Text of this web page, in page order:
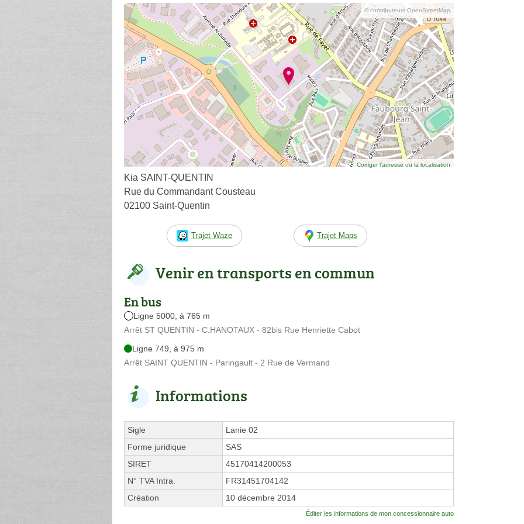
© contributeurs OpenStreetMap
Corriger l’adresse ou la localisation
Kia SAINT-QUENTIN
Rue du Commandant Cousteau
02100 Saint-Quentin
Trajet Waze Trajet Maps
Venir en transports en commun
En bus
Ligne 5000, à 765 m
Arrêt ST QUENTIN - C.HANOTAUX - 82bis Rue Henriette Cabot
Ligne 749, à 975 m
Arrêt SAINT QUENTIN - Paringault - 2 Rue de Vermand
Informations
Sigle
Lanie 02
Forme juridique
SAS
SIRET
45170414200053
N° TVA Intra.
FR31451704142
Création
10 décembre 2014
Éditer les informations de mon concessionnaire auto